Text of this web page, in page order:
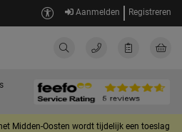
Aanmelden Registreren
Midden-Oosten wordt tijdelijk een toeslag